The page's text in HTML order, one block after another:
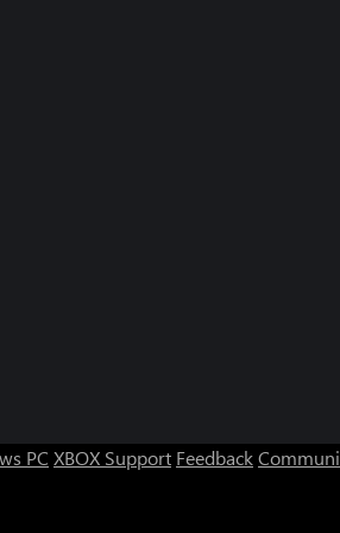
PC XBOX Support Feedback